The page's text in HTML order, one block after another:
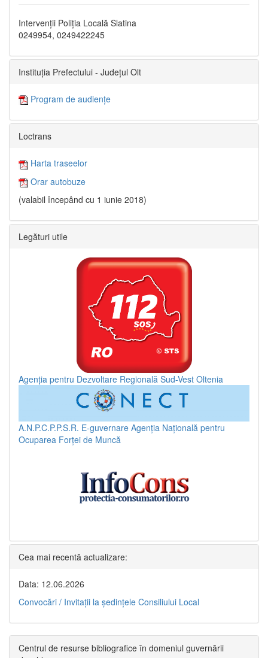
Intervenții Poliția Locală Slatina
0249954, 0249422245
Instituția Prefectului - Județul Olt
Program de audiențe
Loctrans
Harta traseelor
Orar autobuze
(valabil începând cu 1 iunie 2018)
Legături utile
Agenția pentru Dezvoltare Regională Sud-Vest Oltenia
A.N.P.C.P.P.S.R. E-guvernare Agenția Națională pentru
Ocuparea Forței de Muncă
Cea mai recentă actualizare:
Data: 12.06.2026
Convocări / Invitaţii la şedinţele Consiliului Local
Centrul de resurse bibliografice în domeniul guvernării